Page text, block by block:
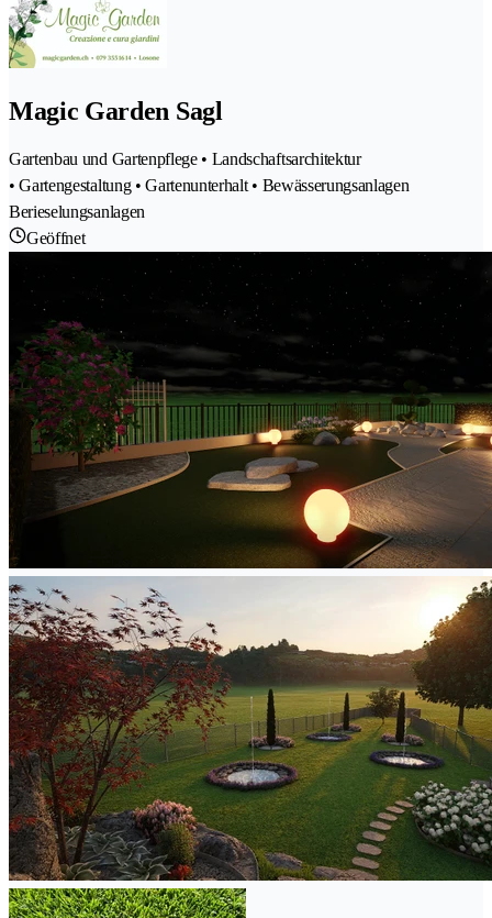
Magic Garden Sagl
Gartenbau und Gartenpflege • Landschaftsarchitektur
• Gartengestaltung • Gartenunterhalt • Bewässerungsanlagen
Berieselungsanlagen
Geöffnet